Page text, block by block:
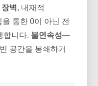
벽 , 내재적
통한 0이 아닌 전
합니다. 불연속성—
공간을 봉쇄하거